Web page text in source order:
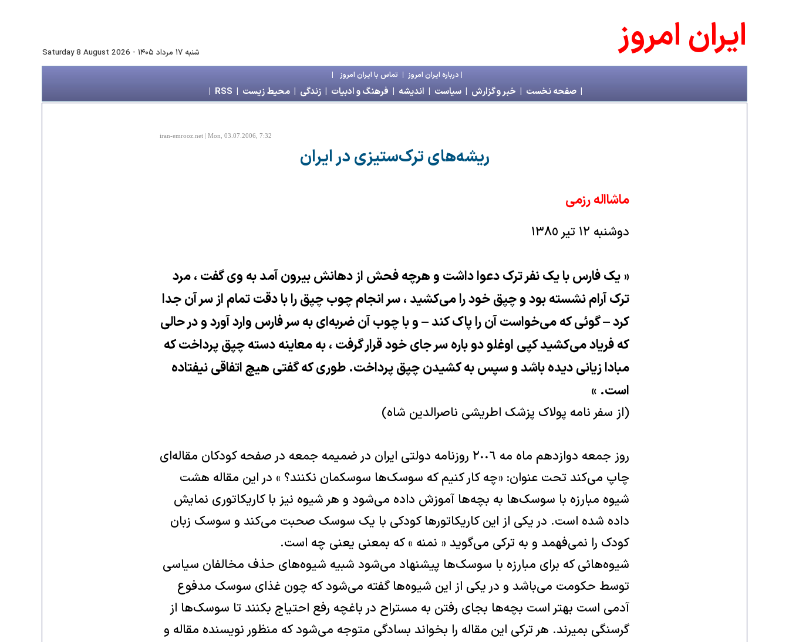
شنبه ۱۷ مرداد ۱۴۰۵ -
Saturday 8 August 2026 ايران امروز
|درباره ايران امروز | تماس با ايران امروز |
| صفحه نخست | خبر و گزارش | سياست | انديشه | فرهنگ و ادبيات | زندگی | محیط زیست |
RSS
|
iran-emrooz.net | Mon, 03.07.2006, 7:32
ریشه‌های ترک‌ستیزی در ایران
ماشااله رزمی
دوشنبه ١٢ تير ١٣٨٥
« یک فارس با یک نفر ترک دعوا داشت و هرچه فحش از دهانش بیرون آمد به وی گفت ، مرد
ترک آرام نشسته بود و چپق خود را می‌کشید ، سر انجام چوب چپق را با دقت تمام از سر آن جدا
کرد – گوئی که می‌خواست آن را پاک کند – و با چوب آن ضربه‌ای به سر فارس وارد آورد و در حالی
که فریاد می‌کشید کپی اوغلو دو باره سر جای خود قرار گرفت ، به معاینه دسته چپق پرداخت که
مبادا زیانی دیده باشد و سپس به کشیدن چپق پرداخت. طوری که گفتی هیچ اتفاقی نیفتاده
است. »
(از سفر نامه پولاک پزشک اطریشی ناصرالدین شاه)
روز جمعه دوازدهم ماه مه ٢٠٠٦ روزنامه دولتی ایران در ضمیمه جمعه در صفحه کودکان مقاله‌ای
چاپ می‌کند تحت عنوان: «چه کار کنیم که سوسک‌ها سوسکمان نکنند‌؟ » در این مقاله هشت
شیوه مبارزه با سوسک‌ها به بچه‌ها آموزش داده می‌شود و هر شیوه نیز با کاریکاتوری نمایش
داده شده است. در یکی از این کاریکاتورها کودکی با یک سوسک صحبت می‌کند و سوسک زبان
کودک را نمی‌فهمد و به ترکی می‌گوید « نمنه » که بمعنی یعنی چه است.
شیوه‌هائی که برای مبارزه با سوسک‌ها پیشنهاد می‌شود شبیه شیوه‌های حذف مخالفان سیاسی
توسط حکومت می‌باشد و در یکی از این شیوه‌ها گفته می‌شود که چون غذای سوسک مدفوع
آدمی است بهتر است بچه‌ها بجای رفتن به مستراح در باغچه رفع احتیاج بکنند تا سوسک‌ها از
گرسنگی بمیرند. هر ترکی این مقاله را بخواند بسادگی متوجه می‌شود که منظور نویسنده مقاله و